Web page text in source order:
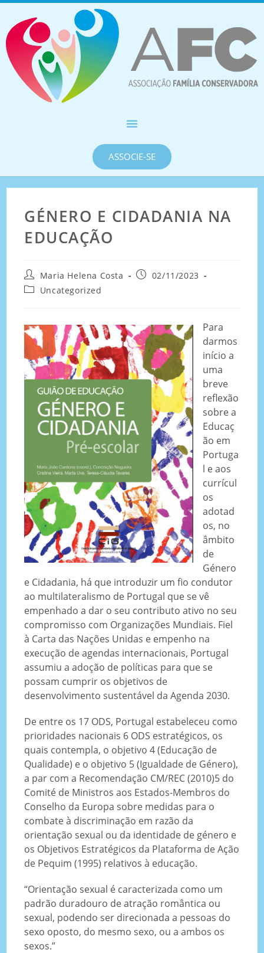
ASSOCIE-SE
GÉNERO E CIDADANIA NA
EDUCAÇÃO
Maria Helena Costa
02/11/2023
Uncategorized
Para
darmos
início a
uma
breve
reflexão
sobre a
Educaç
ão em
Portuga
l e aos
currícul
os
adotad
os, no
âmbito
de
Género
e Cidadania, há que introduzir um fio condutor
ao multilateralismo de Portugal que se vê
empenhado a dar o seu contributo ativo no seu
compromisso com Organizações Mundiais. Fiel
à Carta das Nações Unidas e empenho na
execução de agendas internacionais, Portugal
assumiu a adoção de políticas para que se
possam cumprir os objetivos de
desenvolvimento sustentável da Agenda 2030.
De entre os 17 ODS, Portugal estabeleceu como
prioridades nacionais 6 ODS estratégicos, os
quais contempla, o objetivo 4 (Educação de
Qualidade) e o objetivo 5 (Igualdade de Género),
a par com a Recomendação CM/REC (2010)5 do
Comité de Ministros aos Estados-Membros do
Conselho da Europa sobre medidas para o
combate à discriminação em razão da
orientação sexual ou da identidade de género e
os Objetivos Estratégicos da Plataforma de Ação
de Pequim (1995) relativos à educação.
“Orientação sexual é caracterizada como um
padrão duradouro de atração romântica ou
sexual, podendo ser direcionada a pessoas do
sexo oposto, do mesmo sexo, ou a ambos os
sexos.”